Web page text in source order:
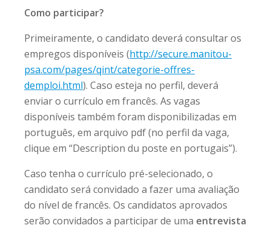
Como participar?
Primeiramente, o candidato deverá consultar os
empregos disponíveis (http://secure.manitou-
psa.com/pages/qint/categorie-offres-
demploi.html). Caso esteja no perfil, deverá
enviar o currículo em francês. As vagas
disponíveis também foram disponibilizadas em
português, em arquivo pdf (no perfil da vaga,
clique em “Description du poste en portugais”).
Caso tenha o currículo pré-selecionado, o
candidato será convidado a fazer uma avaliação
do nível de francês. Os candidatos aprovados
serão convidados a participar de uma entrevista